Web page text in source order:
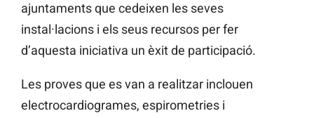
ajuntaments que cedeixen les seves
instal·lacions i els seus recursos per fer
d’aquesta iniciativa un èxit de participació.
Les proves que es van a realitzar inclouen
electrocardiogrames, espirometries i